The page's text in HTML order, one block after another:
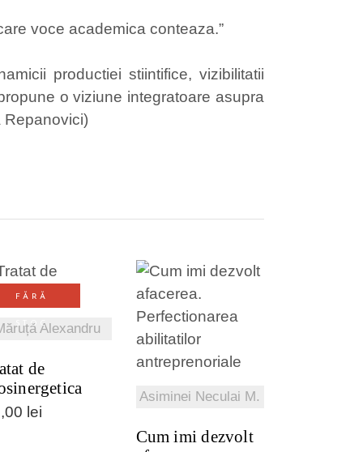
voce academica conteaza.”
productiei stiintifice, vizibilitatii
o viziune integratoare asupra
Repanovici)
FĂRĂ
STOCAlexandru
DETALII
de
lei
Asiminei Neculai M.
VEZI DETALII
Cum imi dezvolt